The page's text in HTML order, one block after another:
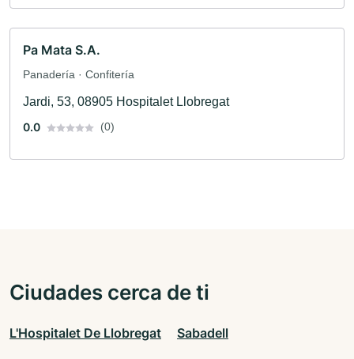
Pa Mata S.A.
Panadería · Confitería
Jardi, 53, 08905 Hospitalet Llobregat
0.0
(0)
Ciudades cerca de ti
L'Hospitalet De Llobregat Sabadell